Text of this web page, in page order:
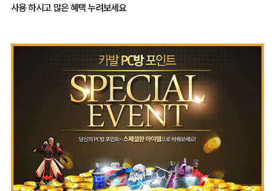
사용 하시고 많은 혜택 누려보세요